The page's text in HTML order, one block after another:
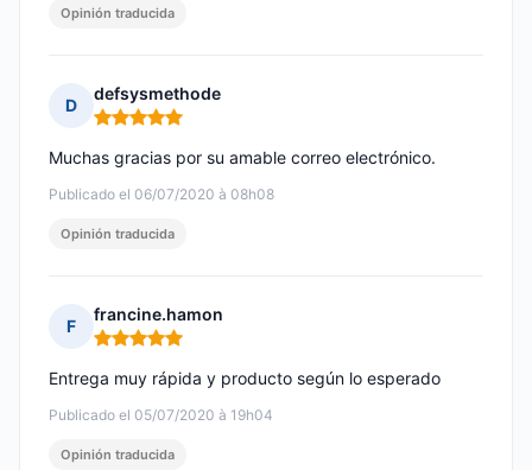
Opinión traducida
D
defsysmethode
Nota: 5 de 5
Publicado el 06/07/2020 à 08h08
Muchas gracias por su amable correo electrónico.
Opinión traducida
F
francine.hamon
Nota: 5 de 5
Publicado el 05/07/2020 à 19h04
Entrega muy rápida y producto según lo esperado
Opinión traducida